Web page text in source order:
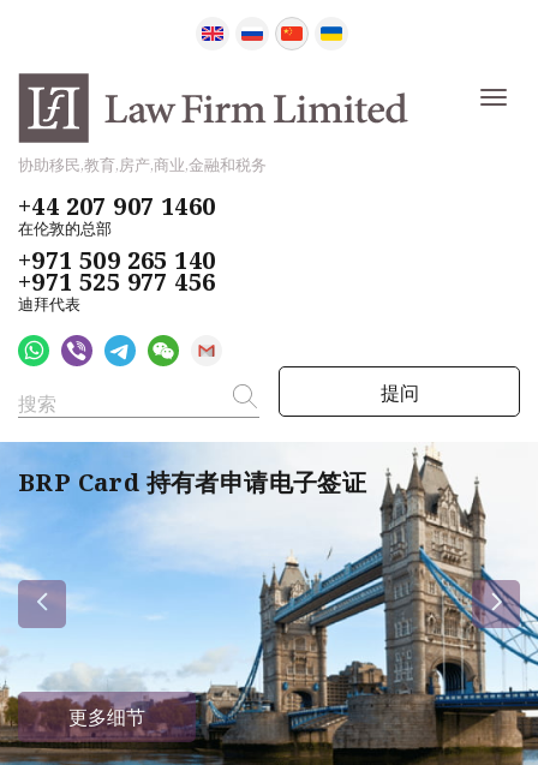
协助移民,教育,房产,商业,金融和税务
+44 207 907 1460
在伦敦的总部
+971 509 265 140
+971 525 977 456
迪拜代表
提问
BRP Card 持有者申请电子签证
更多细节